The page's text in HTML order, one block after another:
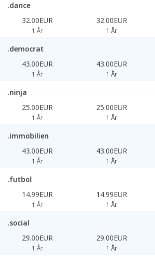
.dance
32.00EUR
1 År
32.00EUR
1 År
.democrat
43.00EUR
1 År
43.00EUR
1 År
.ninja
25.00EUR
1 År
25.00EUR
1 År
.immobilien
43.00EUR
1 År
43.00EUR
1 År
.futbol
14.99EUR
1 År
14.99EUR
1 År
.social
29.00EUR
1 År
29.00EUR
1 År